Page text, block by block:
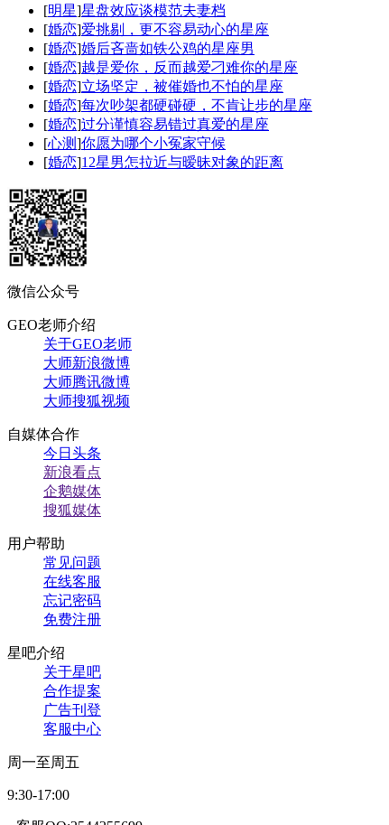
[明星]星盘效应谈模范夫妻档
[婚恋]爱挑剔，更不容易动心的星座
[婚恋]婚后吝啬如铁公鸡的星座男
[婚恋]越是爱你，反而越爱刁难你的星座
[婚恋]立场坚定，被催婚也不怕的星座
[婚恋]每次吵架都硬碰硬，不肯让步的星座
[婚恋]过分谨慎容易错过真爱的星座
[心测]你愿为哪个小冤家守候
[婚恋]12星男怎拉近与暧昧对象的距离
微信公众号
GEO老师介绍
关于GEO老师
大师新浪微博
大师腾讯微博
大师搜狐视频
自媒体合作
今日头条
新浪看点
企鹅媒体
搜狐媒体
用户帮助
常见问题
在线客服
忘记密码
免费注册
星吧介绍
关于星吧
合作提案
广告刊登
客服中心
周一至周五
9:30-17:00